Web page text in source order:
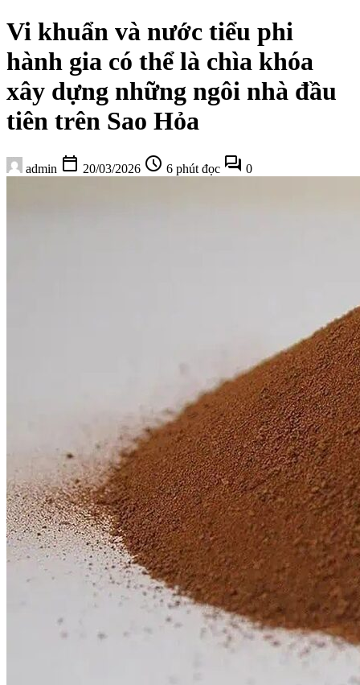
Vi khuẩn và nước tiểu phi
hành gia có thể là chìa khóa
xây dựng những ngôi nhà đầu
tiên trên Sao Hỏa
admin calendar_today 20/03/2026 schedule 6 phút đọc forum 0